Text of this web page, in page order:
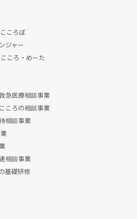
ころぼ
ジャー
ころ・めーた
急医療相談事業
ころの相談事業
相談事業
相談事業
基礎研修